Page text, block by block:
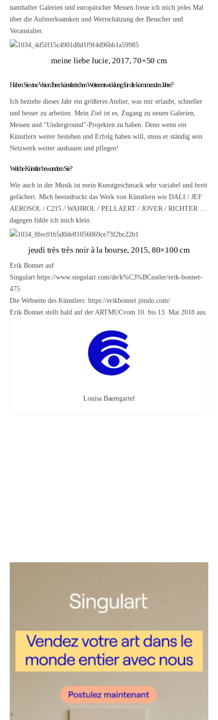
namhafter Galerien und europäischer Messen freue ich mich jedes Mal
über die Aufmerksamkeit und Wertschätzung der Besucher und
Veranstalter.
meine liebe lucie, 2017, 70×50 cm
Haben Sie eine Vision Ihrer künstlerischen Weiterentwicklung für die kommenden Jahre?
Ich beziehe dieses Jahr ein größeres Atelier, was mir erlaubt, schneller
und besser zu arbeiten. Mein Ziel ist es, Zugang zu neuen Galerien,
Messen und “Underground”-Projekten zu haben. Denn wenn ein
Künstlern weiter bestehen und Erfolg haben will, muss er ständig sein
Netzwerk weiter ausbauen und pflegen!
Welche Künstler bewundern Sie?
Wie auch in der Musik ist mein Kunstgeschmack sehr variabel und breit
gefächert. Mich beeindruckt das Werk von Künstlern wie DALI / JEF
AEROSOL / C215 / WAHROL / PELLAERT / JOVER / RICHTER …
dagegen fühle ich mich klein.
jeudi très très noir à la bourse, 2015, 80×100 cm
Erik Bonnet auf
Singulart:https://www.singulart.com/de/k%C3%BCnstler/erik-bonnet-
475
Die Webseite des Künstlers: https://erikbonnet.jimdo.com/
Erik Bonnet stellt bald auf der ARTMUCvom 10. bis 13. Mai 2018 aus.
Louisa Baumgartel